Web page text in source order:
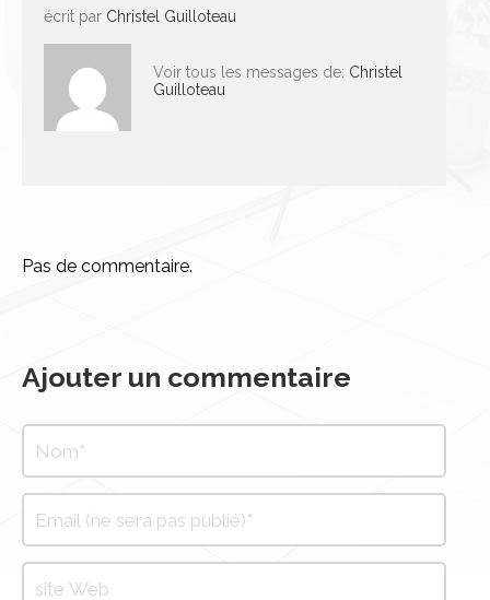
écrit par Christel Guilloteau
Voir tous les messages de: Christel
Guilloteau
Pas de commentaire.
Ajouter un commentaire